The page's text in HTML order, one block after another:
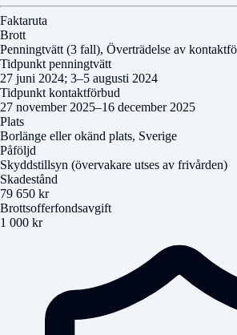
Faktaruta
Brott
Penningtvätt (3 fall), Överträdelse av
Tidpunkt penningtvätt
27 juni 2024; 3–5 augusti 2024
Tidpunkt kontaktförbud
27 november 2025–16 december 2025
Plats
Borlänge eller okänd plats, Sverige
Påföljd
Skyddstillsyn (övervakare utses av frivården)
Skadestånd
79 650 kr
Brottsofferfondsavgift
1 000 kr